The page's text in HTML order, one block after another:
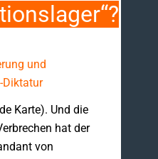
und
Diktatur
Karte). Und die
hat der
von